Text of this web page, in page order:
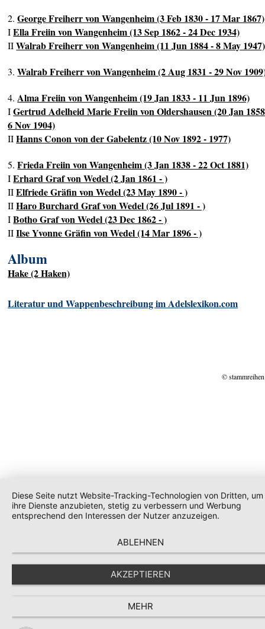
2.George Freiherr von Wangenheim (3 Feb 1830 - 17 Mar 1867)
IElla Freiin von Wangenheim (13 Sep 1862 - 24 Dec 1934)
IIWalrab Freiherr von Wangenheim (11 Jun 1884 - 8 May 1947)
3.Walrab Freiherr von Wangenheim (2 Aug 1831 - 29 Nov
4.Alma Freiin von Wangenheim (19 Jan 1833 - 11 Jun 1896)
IGertrud Adelheid Marie Freiin von Oldershausen (20 Jan
6 Nov 1904)
IIHanns Conon von der Gabelentz (10 Nov 1892 - 1977)
5.Frieda Freiin von Wangenheim (3 Jan 1838 - 22 Oct 1881)
IErhard Graf von Wedel (2 Jan 1861 - )
IIElfriede Gräfin von Wedel (23 May 1890 - )
IIHaro Burchard Graf von Wedel (26 Jul 1891 - )
IBotho Graf von Wedel (23 Dec 1862 - )
IIIlse Yvonne Gräfin von Wedel (14 Mar 1896 - )
Album
Hake (2 Haken)
Literatur und Wappenbeschreibung im Adelslexikon.com
©
Diese Seite nutzt Website-Tracking-Technologien von Dritten, um
ihre Dienste anzubieten, stetig zu verbessern und Werbung
entsprechend den Interessen der Nutzer anzuzeigen.
ABLEHNEN
AKZEPTIEREN
MEHR